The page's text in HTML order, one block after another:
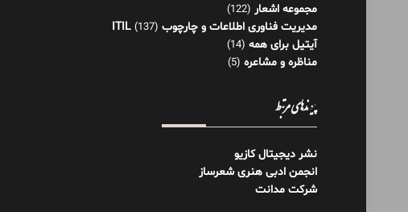
مجموعه اشعار (122)
مدیریت فناوری اطلاعات و چارچوب ITIL (137)
آیتیل برای همه (14)
مناظره و مشاعره (5)
پیوندهای مرتبط
نشر دیجیتال کازیو
انجمن ادبی هنری شعرساز
شرکت مدانت